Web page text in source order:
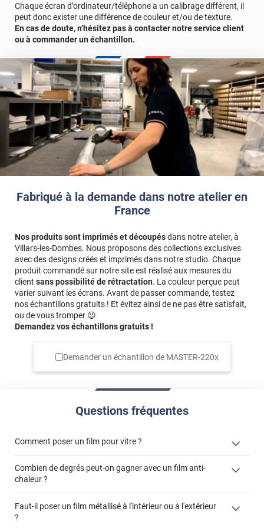
Fabriqué à la demande dans notre atelier en
France
Nos produits sont imprimés et découpésdans notre atelier, à
Villars-les-Dombes. Nous proposons des collections exclusives
avec des designs créés et imprimés dans notre studio. Chaque
produit commandé sur notre site est réalisé aux mesures du
client sans possibilité de rétractation. La couleur perçue peut
varier suivant les écrans. Avant de passer commande, testez
nos échantillons gratuits ! Et évitez ainsi de ne pas être satisfait,
ou de vous tromper 😉
Demandez vos échantillons gratuits !
Demander un échantillon de MASTER-220x
Questions fréquentes
Comment poser un film pour vitre ?
Combien de degrés peut-on gagner avec un film anti-
chaleur ?
Faut-il poser un film métallisé à l'intérieur ou à l'extérieur
?
Chaque écran d’ordinateur/téléphone a un calibrage différent, il
peut donc exister une différence de couleur et/ou de texture.
En cas de doute, n’hésitez pas à contacter notre service client
ou à commander un échantillon.